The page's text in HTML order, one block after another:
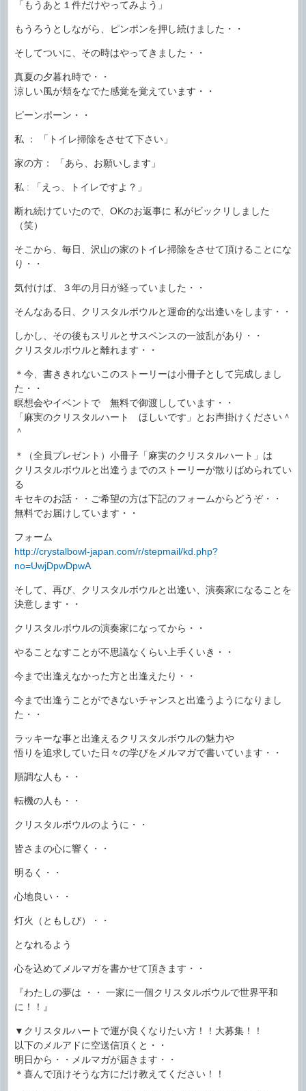
「もうあと１件だけやってみよう」
もうろうとしながら、ピンポンを押し続けました・・
そしてついに、その時はやってきました・・
真夏の夕暮れ時で・・
涼しい風が頬をなでた感覚を覚えています・・
ピーンポーン・・
私 ： 「トイレ掃除をさせて下さい」
家の方： 「あら、お願いします」
私 : 「えっ、トイレですよ？」
断れ続けていたので、OKのお返事に 私がビックリしました
（笑）
そこから、毎日、沢山の家のトイレ掃除をさせて頂けることにな
り・・
気付けば、３年の月日が経っていました・・
そんなある日、クリスタルボウルと運命的な出逢いをします・・
しかし、その後もスリルとサスペンスの一波乱があり・・
クリスタルボウルと離れます・・
＊今、書ききれないこのストーリーは小冊子として完成しまし
た・・
瞑想会やイベントで 無料で御渡ししています・・
「麻実のクリスタルハート ほしいです」とお声掛けください＾
＾
＊（全員プレゼント）小冊子「麻実のクリスタルハート」は
クリスタルボウルと出逢うまでのストーリーが散りばめられてい
る
キセキのお話・・ご希望の方は下記のフォームからどうぞ・・
無料でお届けしています・・
フォーム
http://crystalbowl-japan.com/r/stepmail/kd.php?
no=UwjDpwDpwA
そして、再び、クリスタルボウルと出逢い、演奏家になることを
決意します・・
クリスタルボウルの演奏家になってから・・
やることなすことが不思議なくらい上手くいき・・
今まで出逢えなかった方と出逢えたり・・
今まで出逢うことができないチャンスと出逢うようになりまし
た・・
ラッキーな事と出逢えるクリスタルボウルの魅力や
悟りを追求していた日々の学びをメルマガで書いています・・
順調な人も・・
転機の人も・・
クリスタルボウルのように・・
皆さまの心に響く・・
明るく・・
心地良い・・
灯火（ともしび）・・
となれるよう
心を込めてメルマガを書かせて頂きます・・
『わたしの夢は ・・ 一家に一個クリスタルボウルで世界平和
に！！』
▼クリスタルハートで運が良くなりたい方！！大募集！！
以下のメルアドに空送信頂くと・・
明日から・・メルマガが届きます・・
＊喜んで頂けそうな方にだけ教えてください！！